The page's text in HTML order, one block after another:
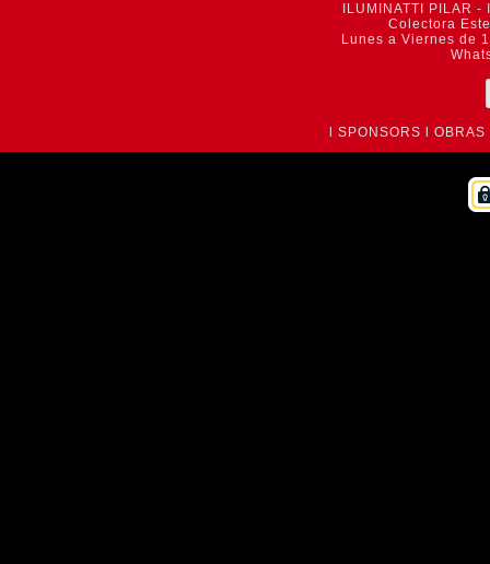
ILUMINATTI PILAR
Colectora
Lunes a Viernes de
lSPONSORS lOBRAS